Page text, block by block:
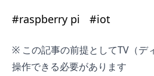
#raspberry pi #iot
※ この記事の前提としてTV（デ
操作できる必要があります